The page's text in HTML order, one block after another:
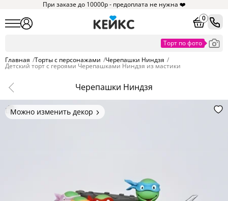
При заказе до 10000р - предоплата не нужна ❤️
0
Главная /Торты с персонажами /Черепашки Ниндзя /
Детский торт с героями Черепашками Ниндзя из мастики
Черепашки Ниндзя
Можно изменить декор
Цвет покрытия, надписи,